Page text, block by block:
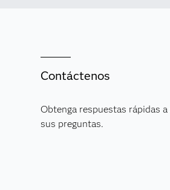
Contáctenos
Obtenga respuestas rápidas
sus preguntas.